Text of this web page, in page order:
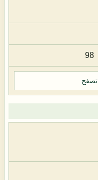
98
تصفح